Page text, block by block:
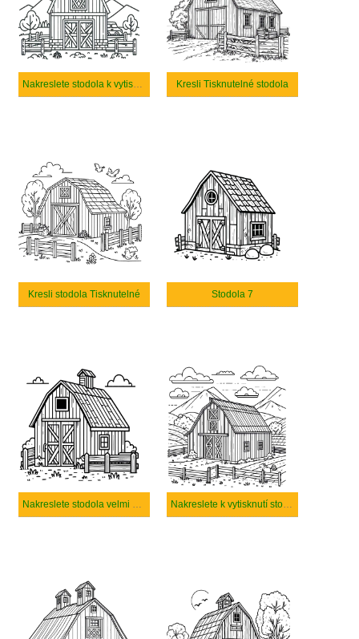
Nakreslete stodola k vytisknutí Kresli Tisknutelné stodola
Kresli stodola Tisknutelné Stodola 7
Nakreslete stodola velmi snadno Nakreslete k vytisknutí stodola